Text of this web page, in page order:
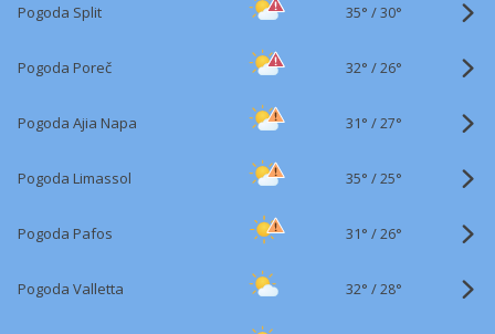
Pogoda Split 35° /30°
Pogoda Poreč 32° /26°
Pogoda Ajia Napa 31° /27°
Pogoda Limassol 35° /25°
Pogoda Pafos 31° /26°
Pogoda Valletta 32° /28°